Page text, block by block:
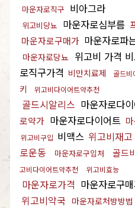
마운자로직구 비아그라
위고비당뇨 마운자로심부름
마운자로구매가 마운자로파
마운자로당뇨 위고비 가격
로직구가격 비만치료제 골드비
키
위고비다이어트약추천
골드시알리스 마운자로다
로약가 마운자로다이어트
위고비구입 비맥스 위고비재고
로운동
마운자로구입처 골드
고비다이어트약추천
위고비효능
마운자로가격 마운자로구
위고비약국 마운자로처방방법